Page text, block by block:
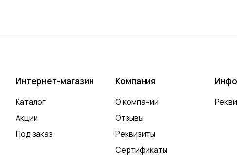
Интернет-магазин
Каталог
Акции
Под заказ
Компания
О компании
Отзывы
Реквизиты
Сертификаты